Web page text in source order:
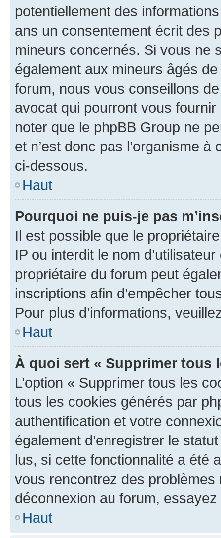
potentiellement des
ans un consentement écrit des
mineurs concernés. Si vous ne
également aux mineurs âgés
forum, nous vous conseillons
avocat qui pourront vous
noter que le phpBB Group ne
et n’est donc pas l’organisme
ci-dessous.
Haut
Pourquoi ne puis-je pas
Il est possible que le
IP ou interdit le nom
propriétaire du forum peut
inscriptions afin d’empêcher
Pour plus d’informations,
Haut
À quoi sert « Supprimer tous
L’option « Supprimer tous les
tous les cookies générés par
authentification et votre
également d’enregistrer le
lus, si cette fonctionnalité a été
vous rencontrez des
déconnexion au forum,
Haut